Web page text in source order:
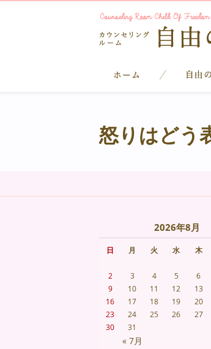
怒りはどう
2026年8月
日 月 火 水 木
« 7月
2
3 4 5 6
9
10 11 12 13
16
17 18 19 20
23
24 25 26 27
30
31